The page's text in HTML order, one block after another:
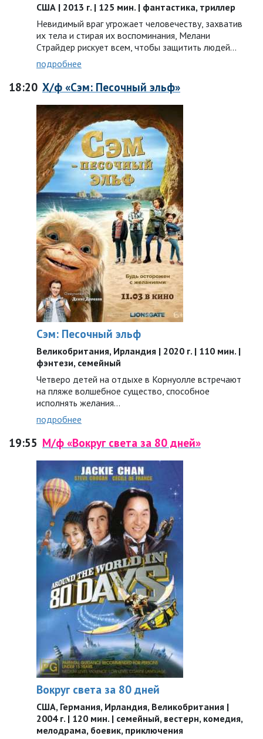
США | 2013 г. | 125 мин. | фантастика, триллер
Невидимый враг угрожает человечеству, захватив
их тела и стирая их воспоминания, Мелани
Страйдер рискует всем, чтобы защитить людей…
подробнее
18:20 Х/ф «Сэм: Песочный эльф»
Сэм: Песочный эльф
Великобритания, Ирландия | 2020 г. | 110 мин. |
фэнтези, семейный
Четверо детей на отдыхе в Корнуолле встречают
на пляже волшебное существо, способное
исполнять желания…
подробнее
19:55 М/ф «Вокруг света за 80 дней»
Вокруг света за 80 дней
США, Германия, Ирландия, Великобритания |
2004 г. | 120 мин. | семейный, вестерн, комедия,
мелодрама, боевик, приключения